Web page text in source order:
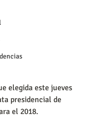
elegida este jueves
presidencial de
el 2018.